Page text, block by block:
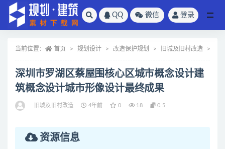
QQ 微信 登录
当前位置： 首页 规划设计 改造保护规划 旧城及旧村改造
深圳市罗湖区蔡屋围核心区城市概念设计建
筑概念设计城市形像设计最终成果
旧城及旧村改造 4年前 0 18 0.5
资源信息
全部